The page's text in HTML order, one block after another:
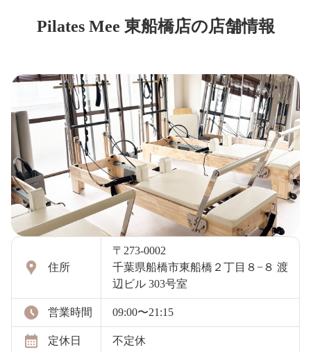
Pilates Mee 東船橋店の店舗情報
住所
〒273-0002
千葉県船橋市東船橋２丁目８−８ 渡
辺ビル 303号室
営業時間 09:00〜21:15
定休日 不定休